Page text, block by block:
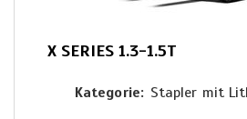
X SERIES 1.3-1.5T
Kategorie
Stapler mit